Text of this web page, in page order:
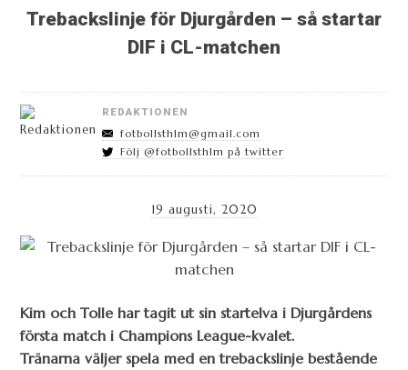
Trebackslinje för Djurgården – så startar
DIF i CL-matchen
REDAKTIONEN
fotbollsthlm@gmail.com
Följ @fotbollsthlm på twitter
19 augusti, 2020
Kim och Tolle har tagit ut sin startelva i Djurgårdens
första match i Champions League-kvalet.
Tränarna väljer spela med en trebackslinje bestående